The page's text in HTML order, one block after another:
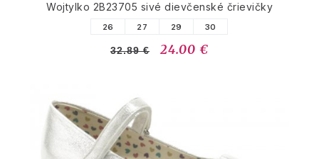
Wojtylko 2B23705 sivé dievčenské črievičky
26 27 29 30
32.89 € 24.00 €